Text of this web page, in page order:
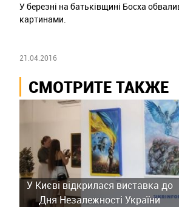
У березні на батьківщині Босха
картинами.
21.04.2016
СМОТРИТЕ ТАКЖЕ
У Києві відкрилася виставка до
Дня Незалежності України